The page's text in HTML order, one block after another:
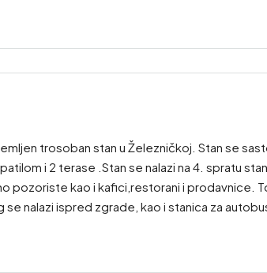
trosoban stan u Železničkoj. Stan se
i 2 terase .Stan se nalazi na 4. spratu
pozoriste kao i kafici,restorani i prodavnice.
nalazi ispred zgrade, kao i stanica za